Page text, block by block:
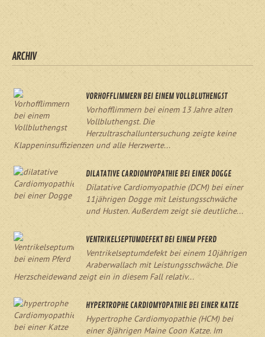
ARCHIV
VORHOFFLIMMERN BEI EINEM VOLLBLUTHENGST
Vorhofflimmern bei einem 13 Jahre alten
Vollbluthengst. Die
Herzultraschalluntersuchung zeigte keine
Klappeninsuffizienzen und alle Herzwerte...
DILATATIVE CARDIOMYOPATHIE BEI EINER DOGGE
Dilatative Cardiomyopathie (DCM) bei einer
11jährigen Dogge mit Leistungsschwäche
und Husten. Außerdem zeigt sie deutliche...
VENTRIKELSEPTUMDEFEKT BEI EINEM PFERD
Ventrikelseptumdefekt bei einem 10jährigen
Araberwallach mit Leistungsschwäche. Die
Herzscheidewand zeigt ein in diesem Fall relativ...
HYPERTROPHE CARDIOMYOPATHIE BEI EINER KATZE
Hypertrophe Cardiomyopathie (HCM) bei
einer 8jährigen Maine Coon Katze. Im